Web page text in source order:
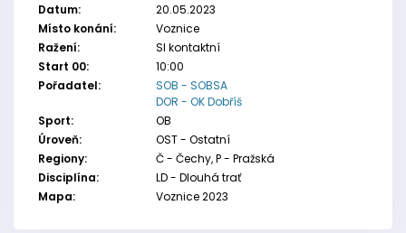
Datum:
20.05.2023
Místo konání:
Voznice
Ražení:
SI kontaktní
Start 00:
10:00
Pořadatel:
SOB - SOBSA
DOR - OK Dobříš
Sport:
OB
Úroveň:
OST - Ostatní
Regiony:
Č - Čechy, P - Pražská
Disciplína:
LD - Dlouhá trať
Mapa:
Voznice 2023